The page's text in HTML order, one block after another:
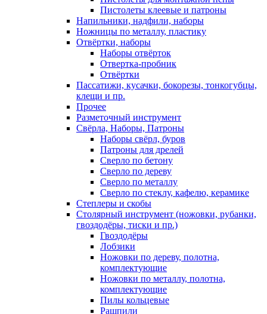
Пистолеты клеевые и патроны
Напильники, надфили, наборы
Ножницы по металлу, пластику
Отвёртки, наборы
Наборы отвёрток
Отвертка-пробник
Отвёртки
Пассатижи, кусачки, бокорезы, тонкогубцы,
клещи и пр.
Прочее
Разметочный инструмент
Свёрла, Наборы, Патроны
Наборы свёрл, буров
Патроны для дрелей
Сверло по бетону
Сверло по дереву
Сверло по металлу
Сверло по стеклу, кафелю, керамике
Степлеры и скобы
Столярный инструмент (ножовки, рубанки,
гвоздодёры, тиски и пр.)
Гвоздодёры
Лобзики
Ножовки по дереву, полотна,
комплектующие
Ножовки по металлу, полотна,
комплектующие
Пилы кольцевые
Рашпили